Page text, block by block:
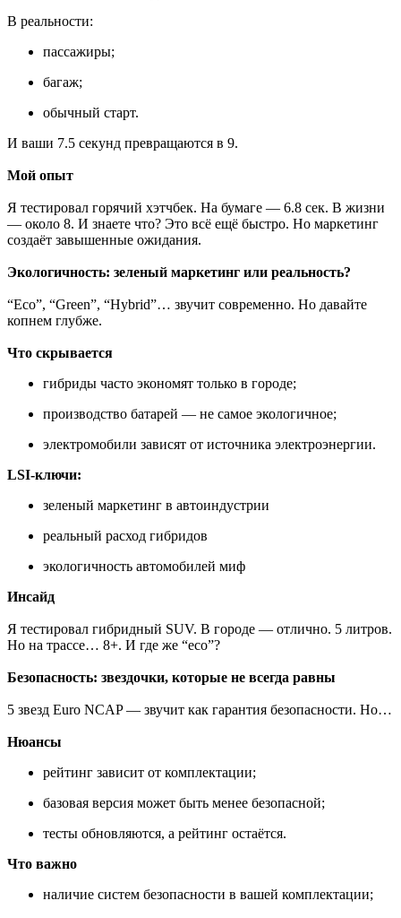
В реальности:
пассажиры;
багаж;
обычный старт.
И ваши 7.5 секунд превращаются в 9.
Мой опыт
Я тестировал горячий хэтчбек. На бумаге — 6.8 сек. В жизни
— около 8. И знаете что? Это всё ещё быстро. Но маркетинг
создаёт завышенные ожидания.
Экологичность: зеленый маркетинг или реальность?
“Eco”, “Green”, “Hybrid”… звучит современно. Но давайте
копнем глубже.
Что скрывается
гибриды часто экономят только в городе;
производство батарей — не самое экологичное;
электромобили зависят от источника электроэнергии.
LSI-ключи:
зеленый маркетинг в автоиндустрии
реальный расход гибридов
экологичность автомобилей миф
Инсайд
Я тестировал гибридный SUV. В городе — отлично. 5 литров.
Но на трассе… 8+. И где же “eco”?
Безопасность: звездочки, которые не всегда равны
5 звезд Euro NCAP — звучит как гарантия безопасности. Но…
Нюансы
рейтинг зависит от комплектации;
базовая версия может быть менее безопасной;
тесты обновляются, а рейтинг остаётся.
Что важно
наличие систем безопасности в вашей комплектации;